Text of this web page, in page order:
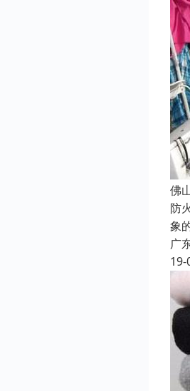
佛
防
象
广
19-